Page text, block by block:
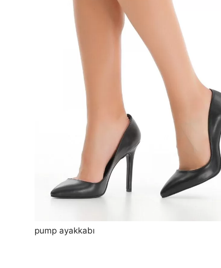
pump ayakkabı